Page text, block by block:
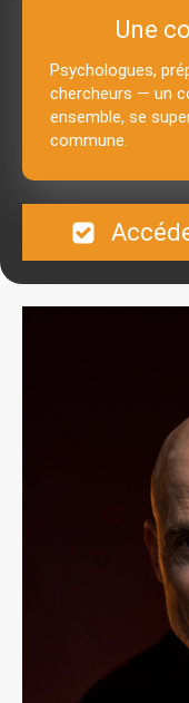
Une
Psychologues,
chercheurs — un
ensemble, se
commune.